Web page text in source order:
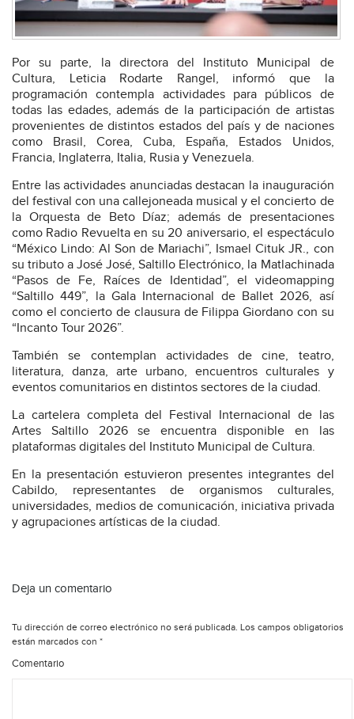
Por su parte, la directora del Instituto Municipal de
Cultura, Leticia Rodarte Rangel, informó que la
programación contempla actividades para públicos de
todas las edades, además de la participación de artistas
provenientes de distintos estados del país y de naciones
como Brasil, Corea, Cuba, España, Estados Unidos,
Francia, Inglaterra, Italia, Rusia y Venezuela.
Entre las actividades anunciadas destacan la inauguración
del festival con una callejoneada musical y el concierto de
la Orquesta de Beto Díaz; además de presentaciones
como Radio Revuelta en su 20 aniversario, el espectáculo
“México Lindo: Al Son de Mariachi”, Ismael Cituk JR., con
su tributo a José José, Saltillo Electrónico, la Matlachinada
“Pasos de Fe, Raíces de Identidad”, el videomapping
“Saltillo 449”, la Gala Internacional de Ballet 2026, así
como el concierto de clausura de Filippa Giordano con su
“Incanto Tour 2026”.
También se contemplan actividades de cine, teatro,
literatura, danza, arte urbano, encuentros culturales y
eventos comunitarios en distintos sectores de la ciudad.
La cartelera completa del Festival Internacional de las
Artes Saltillo 2026 se encuentra disponible en las
plataformas digitales del Instituto Municipal de Cultura.
En la presentación estuvieron presentes integrantes del
Cabildo, representantes de organismos culturales,
universidades, medios de comunicación, iniciativa privada
y agrupaciones artísticas de la ciudad.
Deja un comentario
Tu dirección de correo electrónico no será publicada. Los campos obligatorios
están marcados con *
Comentario